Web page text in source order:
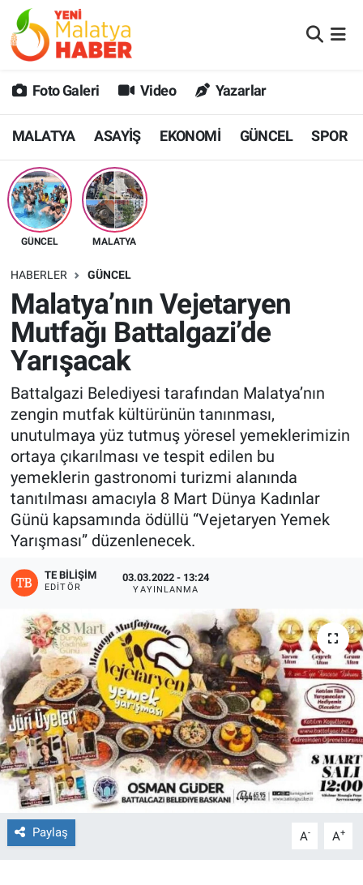
Foto Galeri Video Yazarlar
MALATYA ASAYİŞ EKONOMİ GÜNCEL SPOR
GÜNCEL MALATYA
HABERLER GÜNCEL
Malatya’nın Vejetaryen
Mutfağı Battalgazi’de
Yarışacak
Battalgazi Belediyesi tarafından Malatya’nın
zengin mutfak kültürünün tanınması,
unutulmaya yüz tutmuş yöresel yemeklerimizin
ortaya çıkarılması ve tespit edilen bu
yemeklerin gastronomi turizmi alanında
tanıtılması amacıyla 8 Mart Dünya Kadınlar
Günü kapsamında ödüllü “Vejetaryen Yemek
Yarışması” düzenlenecek.
TE BILIŞIM
EDITÖR
03.03.2022 - 13:24
YAYINLANMA
Paylaş A- A+
MALATYA
GÜNCEL
SPOR
SAĞLIK
DİĞER
EKONOMİ
Malatya Nöbetçi Eczaneler
MALATYA Namaz Vakitleri
Malatya Trafik Yoğunluk Haritası
Süper Lig Puan Durumu ve Fikstür
Tüm Manşetler
Son Dakika Haberleri
Haber Arşivi